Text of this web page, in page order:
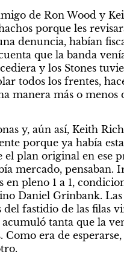
de Ron Wood y
porque les
denuncia, habían
que la banda
y los Stones
todos los frentes,
manera más o menos
y, aún así, Keith
porque ya había
el plan original en ese
mercado, pensaban.
pleno 1 a 1,
Daniel Grinbank.
fastidio de las filas
tanta que la
era de esperarse,